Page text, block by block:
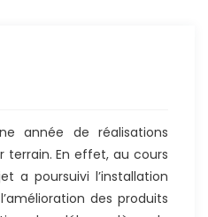
année de réalisations
terrain. En effet, au cours
a poursuivi l’installation
des produits